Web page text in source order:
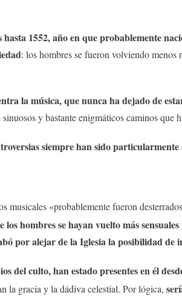
1552, año en que probablemente
: los hombres se fueron volviendo menos
la música, que nunca ha dejado de
y bastante enigmáticos caminos que
siempre han sido
«probablemente fueron
los hombres se hayan vuelto más
por alejar de la Iglesia la posibilidad
del culto, han estado presentes en él
la gracia y la dádiva celestial. Por lógica,